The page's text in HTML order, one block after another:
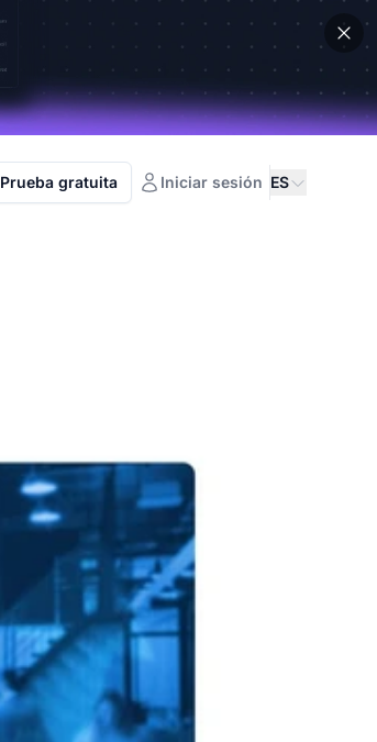
Prueba gratuita Iniciar sesión ES